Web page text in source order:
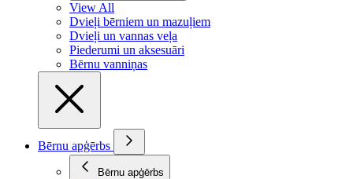
View All
Dvieļi bērniem un mazuļiem
Dvieļi un vannas veļa
Piederumi un aksesuāri
Bērnu vanniņas
Bērnu apģērbs
Bērnu apģērbs